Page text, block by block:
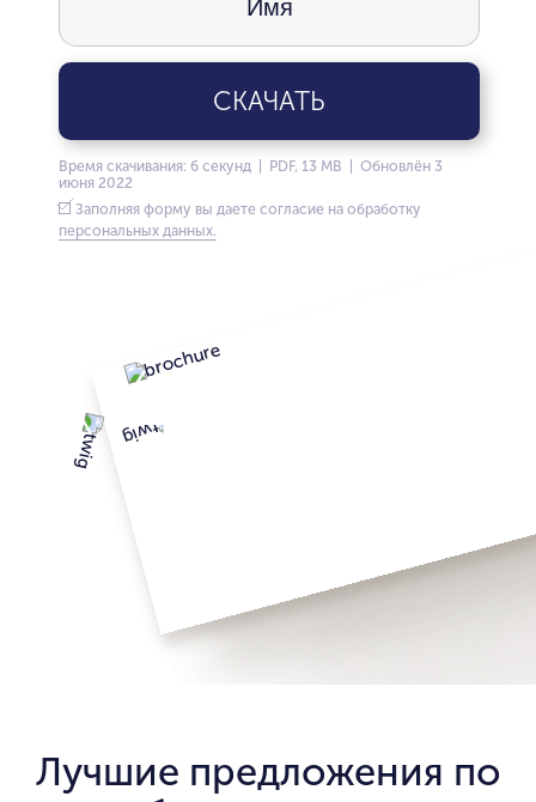
СКАЧАТЬ
Время скачивания: 6 секунд | PDF, 13 MB | Обновлён 3
июня 2022
Заполняя форму вы даете согласие на обработку
персональных данных.
Лучшие предложения по